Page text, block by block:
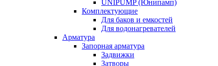
UNIPUMP (Юнипамп)
Комплектующие
Для баков и емкостей
Для водонагревателей
Арматура
Запорная арматура
Задвижки
Затворы